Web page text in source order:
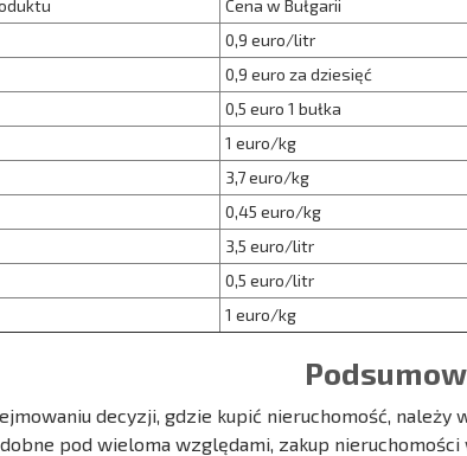
Cena w Bułgarii
0,9 euro/litr
0,9 euro za dziesięć
0,5 euro 1 bułka
1 euro/kg
3,7 euro/kg
0,45 euro/kg
3,5 euro/litr
0,5 euro/litr
1 euro/kg
decyzji, gdzie kupić nieruchomość, należy
pod wieloma względami, zakup